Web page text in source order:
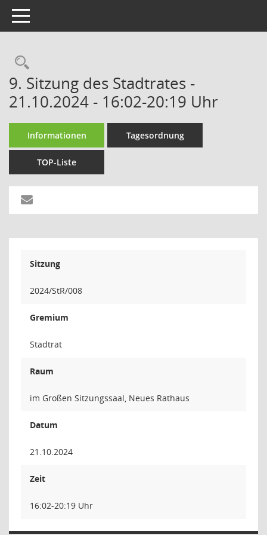
Toggle navigation
Rechercheauswahl
9. Sitzung des Stadtrates -
21.10.2024 - 16:02-20:19 Uhr
Informationen Tagesordnung
TOP-Liste
Sitzung
2024/StR/008
Gremium
Stadtrat
Raum
im Großen Sitzungssaal, Neues Rathaus
Datum
21.10.2024
Zeit
16:02-20:19 Uhr